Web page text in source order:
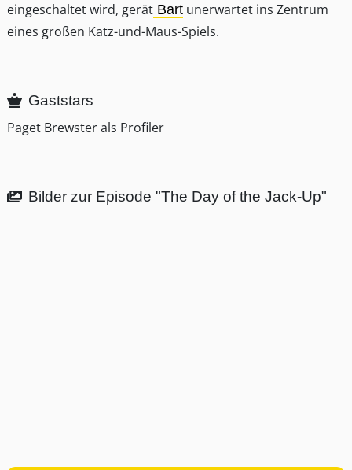
eingeschaltet wird, gerät Bart unerwartet ins Zentrum
eines großen Katz-und-Maus-Spiels.
Gaststars
Paget Brewster als Profiler
Bilder zur Episode "The Day of the Jack-Up"